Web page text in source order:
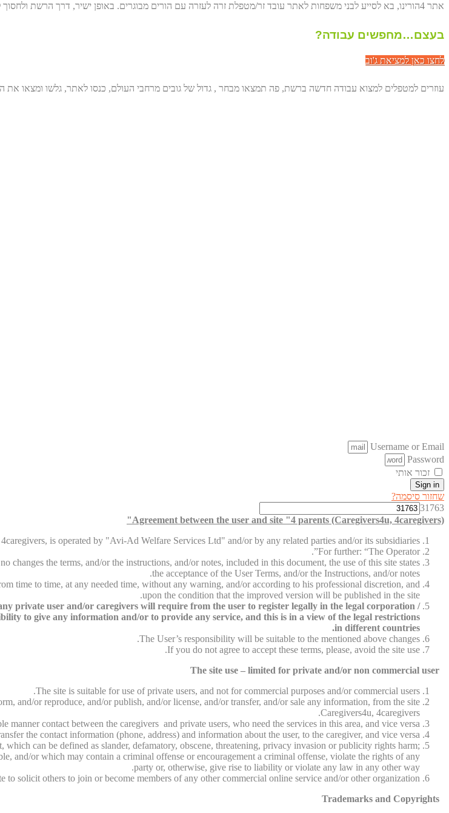
אתר 4הורינו, בא לסייע לבני משפחות לאתר עובד זר/מטפלת זרה לעזרה עם הורים מבוגרים. באופן ישיר, דרך הרשת ולחסוך לכם מאות שקלים.
בעצם…מחפשים עבודה?
לחצו כאן למציאת ג'וב
עוזרים למטפלים למצוא עבודה חדשה ברשת, פה תמצאו מבחר , גדול של גובים מרחבי העולם, כנסו לאתר, גלשו ומצאו את
Username or Email
Password
זכור אותי
Sign in
שחזור סיסמה?
31763
Agreement between the user and site "4 parents (Caregivers4u, 4caregivers)"
is operated by "Avi-Ad Welfare Services Ltd" and/or by any related parties and/or its subsidiaries.
For further: “The Operator”.
the terms, and/or the instructions, and/or notes, included in this document, the use of this site states
the acceptance of the User Terms, and/or the Instructions, and/or notes.
time to time, at any needed time, without any warning, and/or according to his professional discretion, and
upon the condition that the improved version will be published in the site.
private user and/or caregivers will require from the user to register legally in the legal corporation /
to give any information and/or to provide any service, and this is in a view of the legal restrictions
in different countries.
The User’s responsibility will be suitable to the mentioned above changes.
If you do not agree to accept these terms, please, avoid the site use.
The site use – limited for private and/or non commercial user
The site is suitable for use of private users, and not for commercial purposes and/or commercial users.
and/or reproduce, and/or publish, and/or license, and/or transfer, and/or sale any information, from the site
Caregivers4u, 4caregivers.
contact between the caregivers and private users, who need the services in this area, and vice versa.
the contact information (phone, address) and information about the user, to the caregiver, and vice versa.
can be defined as slander, defamatory, obscene, threatening, privacy invasion or publicity rights harm;
and/or which may contain a criminal offense or encouragement a criminal offense, violate the rights of any
party or, otherwise, give rise to liability or violate any law in any other way.
to solicit others to join or become members of any other commercial online service and/or other organization.
Trademarks and Copyrights